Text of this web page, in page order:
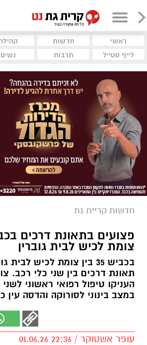
ראשי חדשות
לייף סטייל
תרבות נשים
חדשות קריית גת
צומת לכיש לבית גוברין
בכביש 35 בין צומת לכיש
תאונת דרכים בין שני כלי רכב.
העניקו טיפול רפואי ראשוני
במצב בינוני לסורוקה והדסה עין
עופר אשטוקר / 22:36 01.06.26